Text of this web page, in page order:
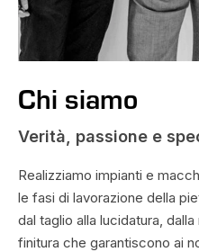
Chi siamo
Verità, passione e
Realizziamo impianti e
le fasi di lavorazione della
dal taglio alla lucidatura, dalla
finitura che garantiscono ai